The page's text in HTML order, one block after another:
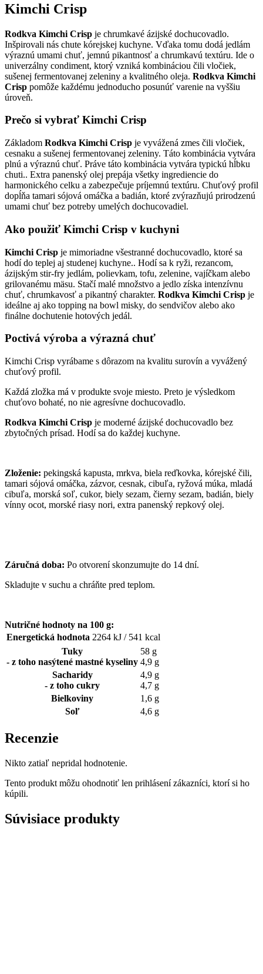
Kimchi Crisp
Rodkva Kimchi Crisp je chrumkavé ázijské dochucovadlo.
Inšpirovali nás chute kórejskej kuchyne. Vďaka tomu dodá jedlám
výraznú umami chuť, jemnú pikantnosť a chrumkavú textúru. Ide o
univerzálny condiment, ktorý vzniká kombináciou čili vločiek,
sušenej fermentovanej zeleniny a kvalitného oleja. Rodkva Kimchi
Crisp pomôže každému jednoducho posunúť varenie na vyššiu
úroveň.
Prečo si vybrať Kimchi Crisp
Základom Rodkva Kimchi Crisp je vyvážená zmes čili vločiek,
cesnaku a sušenej fermentovanej zeleniny. Táto kombinácia vytvára
plnú a výraznú chuť. Práve táto kombinácia vytvára typickú hĺbku
chuti.. Extra panenský olej prepája všetky ingrediencie do
harmonického celku a zabezpečuje príjemnú textúru. Chuťový profil
dopĺňa tamari sójová omáčka a badián, ktoré zvýrazňujú prirodzenú
umami chuť bez potreby umelých dochucovadiel.
Ako použiť Kimchi Crisp v kuchyni
Kimchi Crisp je mimoriadne všestranné dochucovadlo, ktoré sa
hodí do teplej aj studenej kuchyne.. Hodí sa k ryži, rezancom,
ázijským stir-fry jedlám, polievkam, tofu, zelenine, vajíčkam alebo
grilovanému mäsu. Stačí malé množstvo a jedlo získa intenzívnu
chuť, chrumkavosť a pikantný charakter. Rodkva Kimchi Crisp je
ideálne aj ako topping na bowl misky, do sendvičov alebo ako
finálne dochutenie hotových jedál.
Poctivá výroba a výrazná chuť
Kimchi Crisp vyrábame s dôrazom na kvalitu surovín a vyvážený
chuťový profil.
Každá zložka má v produkte svoje miesto. Preto je výsledkom
chuťovo bohaté, no nie agresívne dochucovadlo.
Rodkva Kimchi Crisp je moderné ázijské dochucovadlo bez
zbytočných prísad. Hodí sa do každej kuchyne.
Zloženie: pekingská kapusta, mrkva, biela reďkovka, kórejské čili,
tamari sójová omáčka, zázvor, cesnak, cibuľa, ryžová múka, mladá
cibuľa, morská soľ, cukor, biely sezam, čierny sezam, badián, biely
vínny ocot, morské riasy nori, extra panenský repkový olej.
Záručná doba: Po otvorení skonzumujte do 14 dní.
Skladujte v suchu a chráňte pred teplom.
Nutričné hodnoty na 100 g:
Energetická hodnota 2264 kJ / 541 kcal
Tuky
- z toho nasýtené mastné kyseliny
58 g
4,9 g
Sacharidy
- z toho cukry
4,9 g
4,7 g
Bielkoviny
1,6 g
Soľ
4,6 g
Recenzie
Nikto zatiaľ nepridal hodnotenie.
Tento produkt môžu ohodnotiť len prihlásení zákazníci, ktorí si ho
kúpili.
Súvisiace produkty